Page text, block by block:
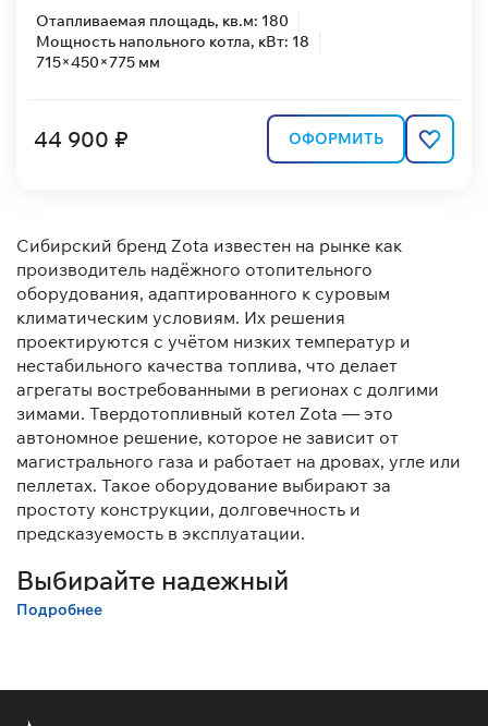
Отапливаемая площадь, кв.м: 180
Мощность напольного котла, кВт: 18
715×450×775 мм
44 900 ₽ ОФОРМИТЬ
Сибирский бренд Zota известен на рынке как
производитель надёжного отопительного
оборудования, адаптированного к суровым
климатическим условиям. Их решения
проектируются с учётом низких температур и
нестабильного качества топлива, что делает
агрегаты востребованными в регионах с долгими
зимами. Твердотопливный котел Zota — это
автономное решение, которое не зависит от
магистрального газа и работает на дровах, угле или
пеллетах. Такое оборудование выбирают за
простоту конструкции, долговечность и
предсказуемость в эксплуатации.
Выбирайте надежный
твердотопливный котел Зота для
У нас выгодно купить твердотопливные котлы Зота
мощностью от 8 до 18 кВт, которые подходят для
Подробнее